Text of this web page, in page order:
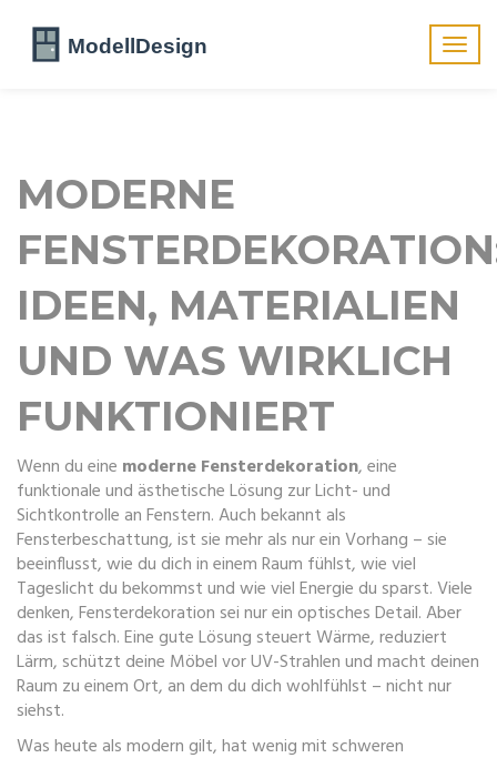
MODERNE
IDEEN, MATERIALIEN
UND WAS WIRKLICH
FUNKTIONIERT
Wenn du eine moderne Fensterdekoration,eine
funktionale und ästhetische Lösung zur Licht- und
Sichtkontrolle an Fenstern. Auch bekannt als
Fensterbeschattung, ist sie mehr als nur ein Vorhang – sie
beeinflusst, wie du dich in einem Raum fühlst, wie viel
Tageslicht du bekommst und wie viel Energie du sparst.Viele
denken, Fensterdekoration sei nur ein optisches Detail. Aber
das ist falsch. Eine gute Lösung steuert Wärme, reduziert
Lärm, schützt deine Möbel vor UV-Strahlen und macht deinen
Raum zu einem Ort, an dem du dich wohlfühlst – nicht nur
siehst.
Was heute als modern gilt, hat wenig mit schweren